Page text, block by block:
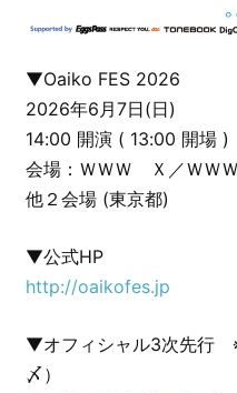
▼Oaiko FES 2026
2026年6月7日(日)
14:00 開演 ( 13:00 開場 )
会場：ＷＷＷ Ｘ／ＷＷ
他２会場 (東京都)
▼公式HP
http://oaikofes.jp
▼オフィシャル3次先行
〆）